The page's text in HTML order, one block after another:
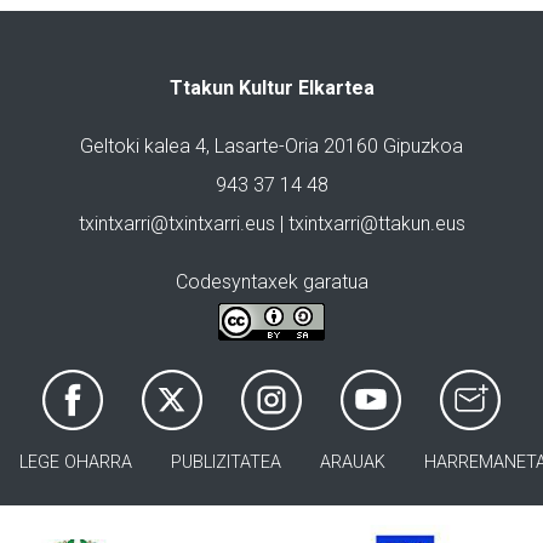
Ttakun Kultur Elkartea
Geltoki kalea 4, Lasarte-Oria 20160 Gipuzkoa
943 37 14 48
txintxarri@txintxarri.eus | txintxarri@ttakun.eus
Codesyntaxek garatua
LEGE OHARRA PUBLIZITATEA ARAUAK